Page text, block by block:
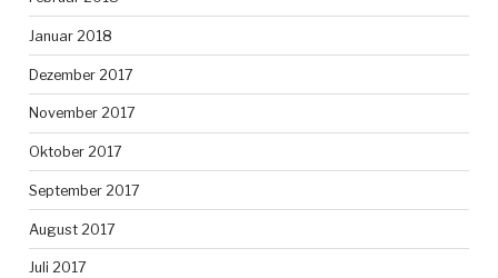
Januar 2018
Dezember 2017
November 2017
Oktober 2017
September 2017
August 2017
Juli 2017